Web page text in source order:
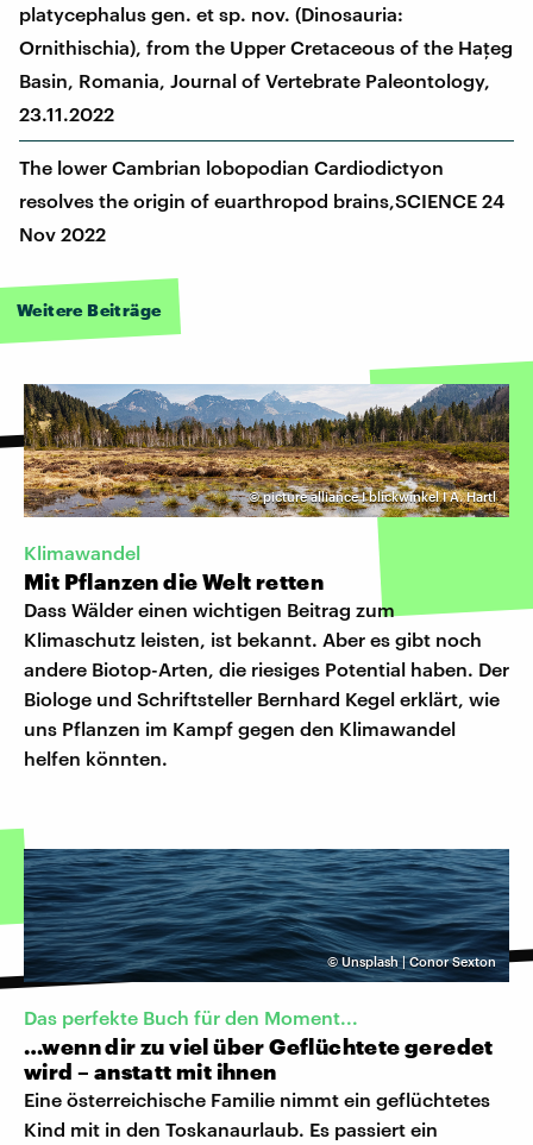
platycephalus gen. et sp. nov. (Dinosauria:
Ornithischia), from the Upper Cretaceous of the Haţeg
Basin, Romania, Journal of Vertebrate Paleontology,
23.11.2022
The lower Cambrian lobopodian Cardiodictyon
resolves the origin of euarthropod brains,SCIENCE 24
Nov 2022
Weitere Beiträge
©picture alliance I blickwinkel I A. Hartl
Klimawandel
Mit Pflanzen die Welt retten
Dass Wälder einen wichtigen Beitrag zum
Klimaschutz leisten, ist bekannt. Aber es gibt noch
andere Biotop-Arten, die riesiges Potential haben. Der
Biologe und Schriftsteller Bernhard Kegel erklärt, wie
uns Pflanzen im Kampf gegen den Klimawandel
helfen könnten.
©Unsplash | Conor Sexton
Das perfekte Buch für den Moment...
…wenn dir zu viel über Geflüchtete geredet
wird – anstatt mit ihnen
Eine österreichische Familie nimmt ein geflüchtetes
Kind mit in den Toskanaurlaub. Es passiert ein